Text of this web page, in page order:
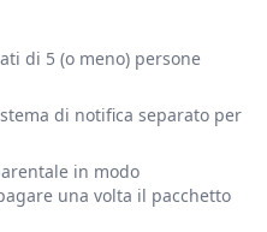
di 5 (o meno) persone
di notifica separato per
in modo
una volta il pacchetto